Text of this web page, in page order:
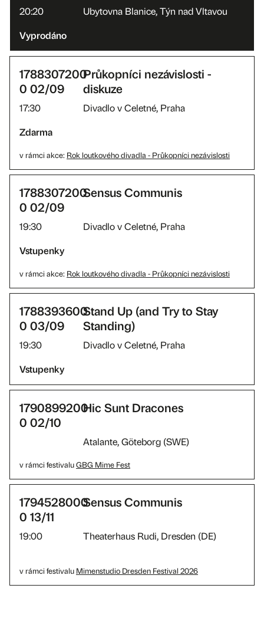
Ubytovna Blanice, Týn nad Vltavou
20:20
Vyprodáno
1788307200
0 02/09
Průkopníci nezávislosti -
diskuze
Divadlo v Celetné, Praha
17:30
Zdarma
v rámci akce: Rok loutkového divadla - Průkopníci nezávislosti
1788307200
0 02/09
Sensus Communis
Divadlo v Celetné, Praha
19:30
Vstupenky
v rámci akce: Rok loutkového divadla - Průkopníci nezávislosti
1788393600
0 03/09
Stand Up (and Try to Stay
Standing)
Divadlo v Celetné, Praha
19:30
Vstupenky
1790899200
0 02/10
Hic Sunt Dracones
Atalante, Göteborg (SWE)
v rámci festivaluGBG Mime Fest
1794528000
0 13/11
Sensus Communis
Theaterhaus Rudi, Dresden (DE)
19:00
v rámci festivalu Mimenstudio Dresden Festival 2026